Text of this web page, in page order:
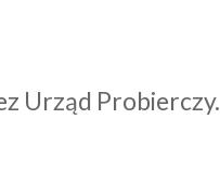
Urząd Probierczy.